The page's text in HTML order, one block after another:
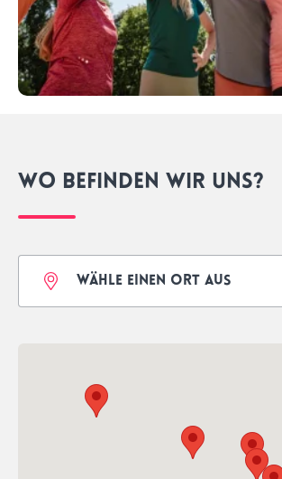
Wo befinden wir uns?